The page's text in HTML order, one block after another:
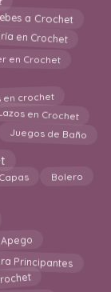
a Crochet
en Crochet
en Crochet
crochet
en Crochet
Juegos de Baño
Capas Bolero
Principantes